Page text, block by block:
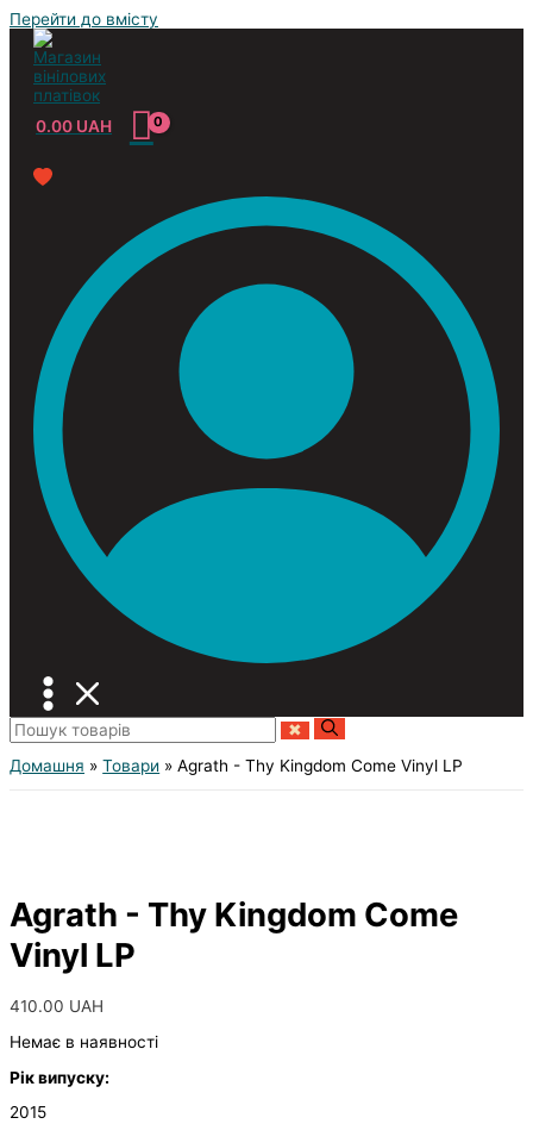
Перейти до вмісту
0.00 UAH
Домашня Товари Agrath - Thy Kingdom Come Vinyl LP
Agrath - Thy Kingdom Come
Vinyl LP
410.00 UAH
Немає в наявності
Рік випуску:
2015
Усі жанри
Classic
Jazz&Blues
Reggae